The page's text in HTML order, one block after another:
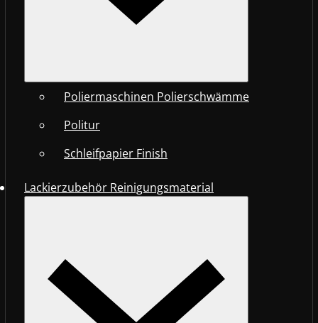
Poliermaschinen Polierschwämme
Politur
Schleifpapier Finish
Lackierzubehör Reinigungsmaterial